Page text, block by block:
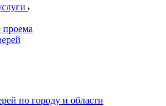
по городу и области